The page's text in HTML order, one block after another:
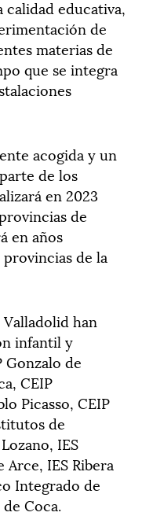
calidad educativa,
de
materias de
que se integra
acogida y un
de los
en 2023
de
en años
de la
han
infantil y
Gonzalo de
CEIP
Picasso, CEIP
de
IES
IES Ribera
Integrado de
Coca.